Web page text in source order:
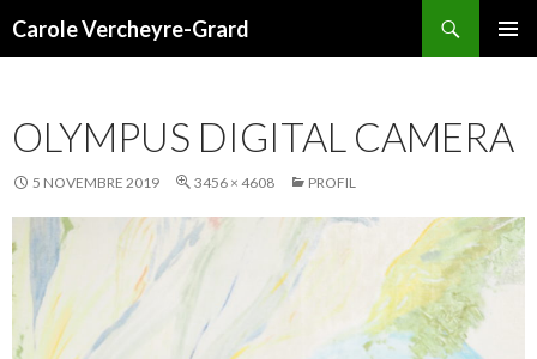
Carole Vercheyre-Grard
OLYMPUS DIGITAL CAMERA
5 NOVEMBRE 2019 3456 × 4608 PROFIL